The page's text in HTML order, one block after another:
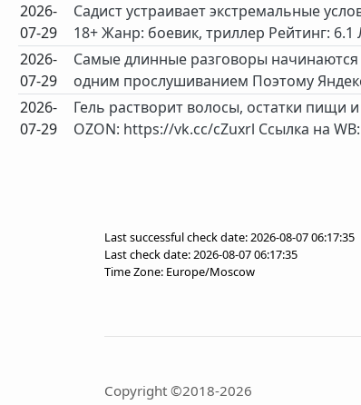
2026-
07-29
Садист устраивает экстремальные
18+ Жанр: боевик, триллер Рейтинг: 6.1
2026-
07-29
Самые длинные разговоры начинаются
одним прослушиванием Поэтому
2026-
07-29
Гель растворит волосы, остатки пищи
OZON: https://vk.cc/cZuxrl Ссылка на
Last successful check date: 2026-08-07 06:17:35
Last check date: 2026-08-07 06:17:35
Time Zone: Europe/Moscow
Copyright ©2018-2026